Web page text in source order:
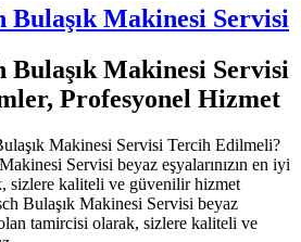
Bulaşık Makinesi Servisi
Bulaşık Makinesi Servisi
Profesyonel Hizmet
Makinesi Servisi Tercih Edilmeli?
Servisi beyaz eşyalarınızın en iyi
sizlere kaliteli ve güvenilir hizmet
Bulaşık Makinesi Servisi beyaz
tamircisi olarak, sizlere kaliteli ve